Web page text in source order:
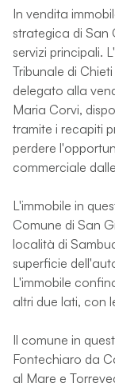
In vendita
strategica di San
servizi principali.
Tribunale di
delegato alla
Maria Corvi,
tramite i recapiti
perdere
commerciale
L'immobile in
Comune di San
località di
superficie
L'immobile
altri due lati, con
Il comune in
Fontechiaro da
al Mare e